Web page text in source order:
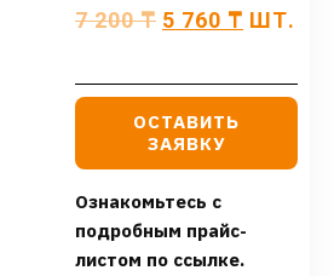
7 200₸ 5 760 ₸ ШТ.
ОСТАВИТЬ
ЗАЯВКУ
Ознакомьтесь с
подробным прайс-
листом по ссылке.